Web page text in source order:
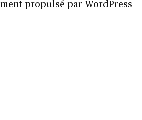
propulsé par WordPress